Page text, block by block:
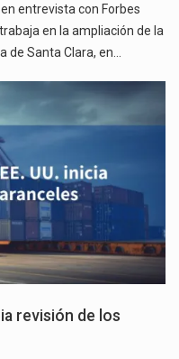
entrevista con Forbes
en la ampliación de la
Santa Clara, en…
revisión de los